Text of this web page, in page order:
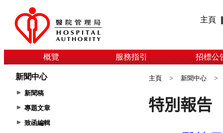
主頁
概覽 服務指引 招標公
新聞中心
新聞稿
專題文章
致函編輯
主頁 > 新聞中心 >